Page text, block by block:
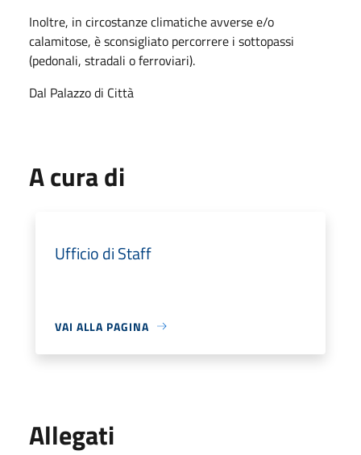
Inoltre, in circostanze climatiche avverse e/o
calamitose, è sconsigliato percorrere i sottopassi
(pedonali, stradali o ferroviari).
Dal Palazzo di Città
A cura di
Ufficio di Staff
VAI ALLA PAGINA
Allegati